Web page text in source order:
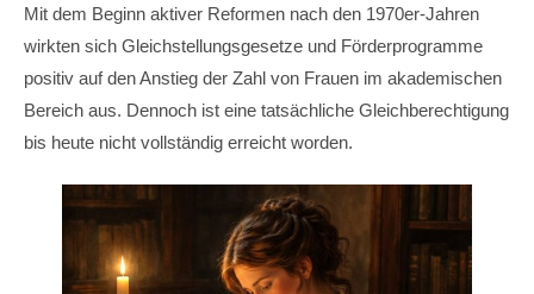
Mit dem Beginn aktiver Reformen nach den 1970er-Jahren
wirkten sich Gleichstellungsgesetze und Förderprogramme
positiv auf den Anstieg der Zahl von Frauen im akademischen
Bereich aus. Dennoch ist eine tatsächliche Gleichberechtigung
bis heute nicht vollständig erreicht worden.